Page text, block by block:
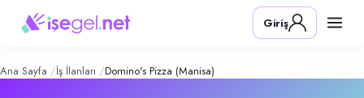
Pizza (Manisa) – Şirket
Konum:
Domino's Pizza Manisa Güzelyurt ve Yenimahalle şubeleri; mutfak
Giriş
Ana Sayfa İş İlanları Domino's Pizza (Manisa)